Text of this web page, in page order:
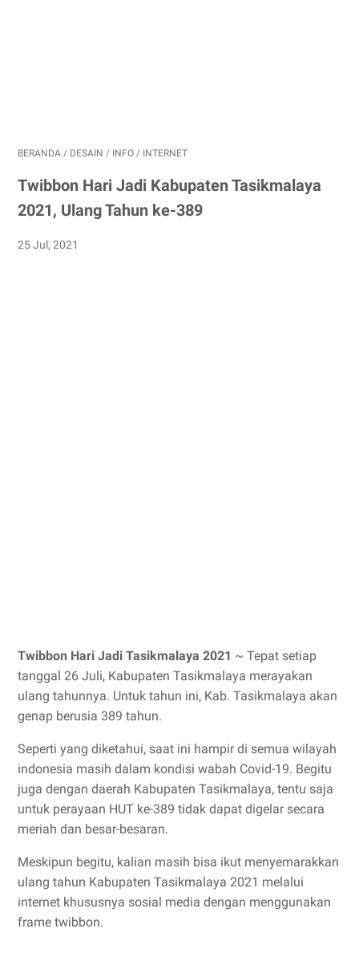
BERANDA / DESAIN / INFO / INTERNET
Twibbon Hari Jadi Kabupaten Tasikmalaya
2021, Ulang Tahun ke-389
25 Jul, 2021
Twibbon Hari Jadi Tasikmalaya 2021 ~ Tepat setiap
tanggal 26 Juli, Kabupaten Tasikmalaya merayakan
ulang tahunnya. Untuk tahun ini, Kab. Tasikmalaya akan
genap berusia 389 tahun.
Seperti yang diketahui, saat ini hampir di semua wilayah
indonesia masih dalam kondisi wabah Covid-19. Begitu
juga dengan daerah Kabupaten Tasikmalaya, tentu saja
untuk perayaan HUT ke-389 tidak dapat digelar secara
meriah dan besar-besaran.
Meskipun begitu, kalian masih bisa ikut menyemarakkan
ulang tahun Kabupaten Tasikmalaya 2021 melalui
internet khususnya sosial media dengan menggunakan
frame twibbon.